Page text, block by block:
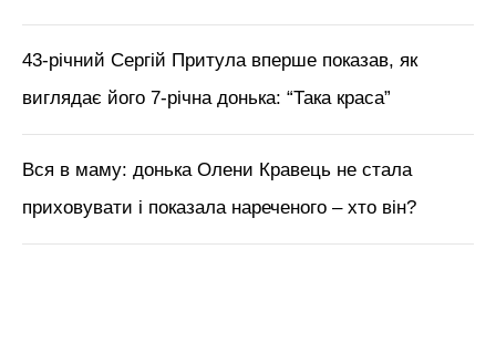
43-річний Сергій Притула вперше показав, як
виглядає його 7-річна донька: “Така краса”
Вся в маму: донька Олени Кравець не стала
приховувати і показала нареченого – хто він?